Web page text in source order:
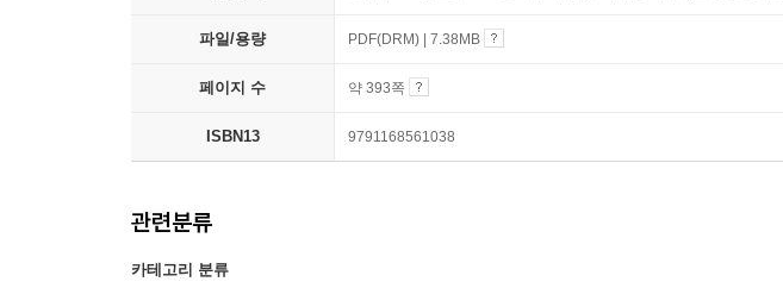
파일/용량 PDF(DRM) | 7.38MB
페이지 수 약 393쪽
ISBN13 9791168561038
관련분류
카테고리 분류